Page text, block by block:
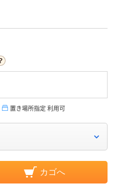
置き場所指定 利用可
カゴへ